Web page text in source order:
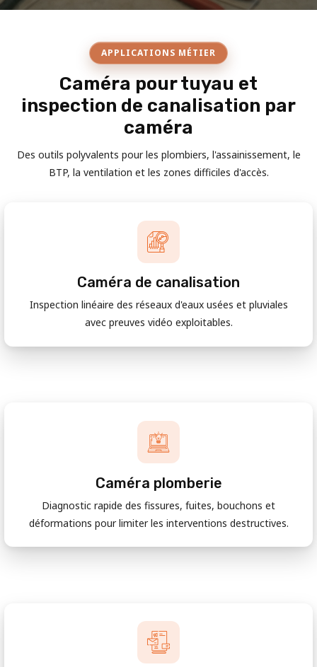
APPLICATIONS MÉTIER
Caméra pour tuyau et
inspection de canalisation par
caméra
Des outils polyvalents pour les plombiers, l'assainissement, le
BTP, la ventilation et les zones difficiles d'accès.
Caméra de canalisation
Inspection linéaire des réseaux d'eaux usées et pluviales
avec preuves vidéo exploitables.
Caméra plomberie
Diagnostic rapide des fissures, fuites, bouchons et
déformations pour limiter les interventions destructives.